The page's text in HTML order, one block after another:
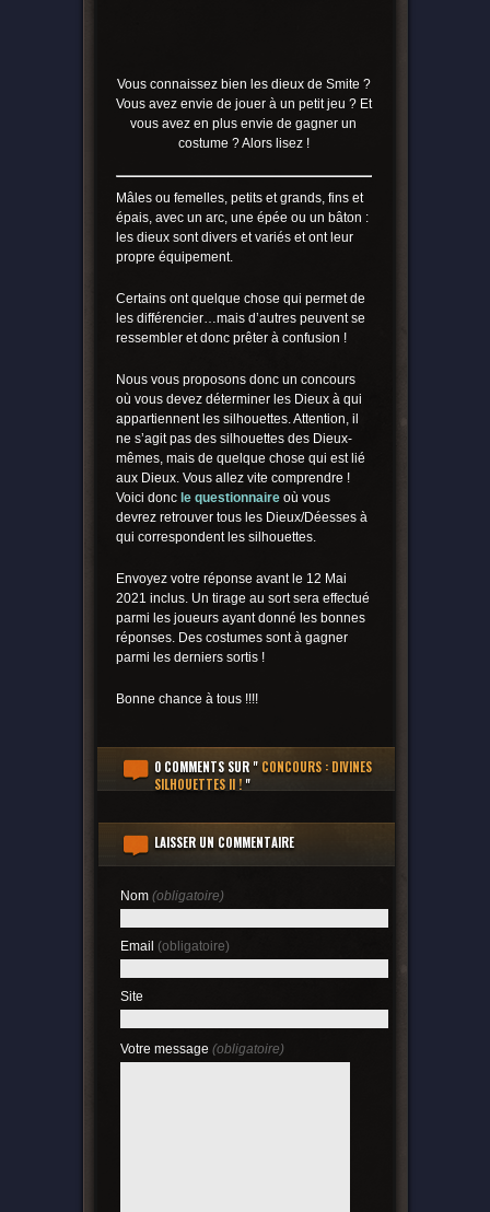
Vous connaissez bien les dieux de Smite ?
Vous avez envie de jouer à un petit jeu ? Et
vous avez en plus envie de gagner un
costume ? Alors lisez !
Mâles ou femelles, petits et grands, fins et
épais, avec un arc, une épée ou un bâton :
les dieux sont divers et variés et ont leur
propre équipement.
Certains ont quelque chose qui permet de
les différencier…mais d’autres peuvent se
ressembler et donc prêter à confusion !
Nous vous proposons donc un concours
où vous devez déterminer les Dieux à qui
appartiennent les silhouettes. Attention, il
ne s’agit pas des silhouettes des Dieux-
mêmes, mais de quelque chose qui est lié
aux Dieux. Vous allez vite comprendre !
Voici donc le questionnaireoù vous
devrez retrouver tous les Dieux/Déesses à
qui correspondent les silhouettes.
Envoyez votre réponse avant le 12 Mai
2021 inclus. Un tirage au sort sera effectué
parmi les joueurs ayant donné les bonnes
réponses. Des costumes sont à gagner
parmi les derniers sortis !
Bonne chance à tous !!!!
0 COMMENTSSUR "CONCOURS : DIVINES
SILHOUETTES II !"
LAISSER UN COMMENTAIRE
Nom (obligatoire)
Email (obligatoire)
Site
Votre message (obligatoire)